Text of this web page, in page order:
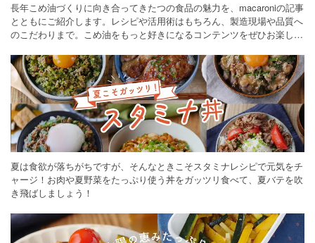
長年こめ油づくりに向き合ってきたつの食品の魅力を、macaroniの記事
とともにご紹介します。レシピや活用術はもちろん、製造現場や品質へ
のこだわりまで。こめ油をもっと好きになるコンテンツをぜひお楽しみ
夏は食欲が落ちがちですが、そんなときこそスタミナレシピで元気をチ
ャージ！お肉や夏野菜をたっぷり使う丼をガッツリ食べて、夏バテを吹
き飛ばしましょう！